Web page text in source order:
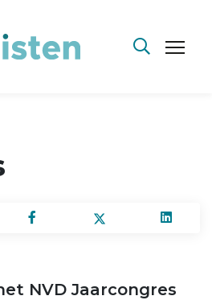
NVD Jaarcongres